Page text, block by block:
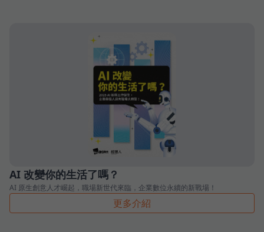
AI 改變你的生活了嗎？
AI 原生創意人才崛起，職場新世代來臨，企業數位永續的新戰場！
更多介紹